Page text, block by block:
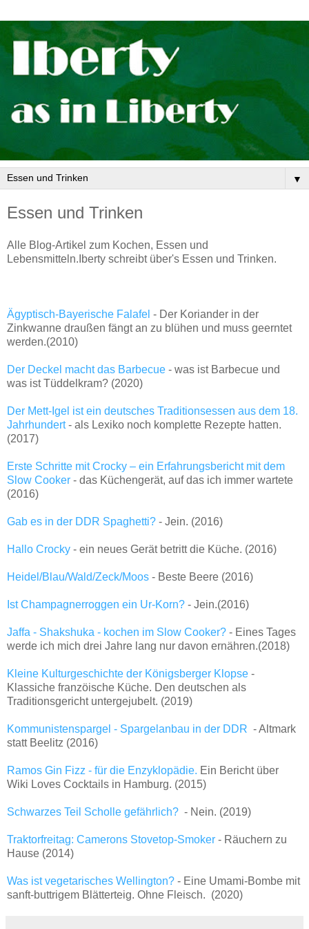
▼
Essen und Trinken
Alle Blog-Artikel zum Kochen, Essen und
Lebensmitteln.Iberty schreibt über's Essen und Trinken.
Ägyptisch-Bayerische Falafel - Der Koriander in der
Zinkwanne draußen fängt an zu blühen und muss geerntet
werden.(2010)
Der Deckel macht das Barbecue - was ist Barbecue und
was ist Tüddelkram? (2020)
Der Mett-Igel ist ein deutsches Traditionsessen aus dem 18.
Jahrhundert- als Lexiko noch komplette Rezepte hatten.
(2017)
Erste Schritte mit Crocky – ein Erfahrungsbericht mit dem
Slow Cooker - das Küchengerät, auf das ich immer wartete
(2016)
Gab es in der DDR Spaghetti? - Jein. (2016)
Hallo Crocky - ein neues Gerät betritt die Küche. (2016)
Heidel/Blau/Wald/Zeck/Moos - Beste Beere (2016)
Ist Champagnerroggen ein Ur-Korn? - Jein.(2016)
Jaffa - Shakshuka - kochen im Slow Cooker? - Eines Tages
werde ich mich drei Jahre lang nur davon ernähren.(2018)
Kleine Kulturgeschichte der Königsberger Klopse -
Klassiche franzöische Küche. Den deutschen als
Traditionsgericht untergejubelt. (2019)
Kommunistenspargel - Spargelanbau in der DDR - Altmark
statt Beelitz (2016)
Ramos Gin Fizz - für die Enzyklopädie. Ein Bericht über
Wiki Loves Cocktails in Hamburg. (2015)
Schwarzes Teil Scholle gefährlich? - Nein. (2019)
Traktorfreitag: Camerons Stovetop-Smoker - Räuchern zu
Hause (2014)
Was ist vegetarisches Wellington? - Eine Umami-Bombe mit
sanft-buttrigem Blätterteig. Ohne Fleisch. (2020)